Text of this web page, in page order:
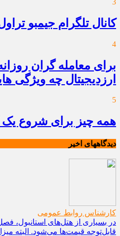
کانال تلگرام جیمبو
4
برای معامله گران
ارزدیجیتال چه ویژگی
5
همه چیز برای شروع
دیدگاههای اخیر
کارشناس روابط عمومی
در بسیاری از هتل‌های استانبول،
قابل‌توجه قیمت‌ها می‌شود. البته